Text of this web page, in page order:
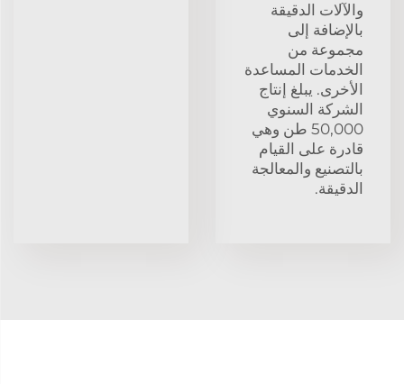
والآلات الدقيقة
بالإضافة إلى
مجموعة من
الخدمات المساعدة
الأخرى. يبلغ إنتاج
الشركة السنوي
50,000 طن وهي
قادرة على القيام
بالتصنيع والمعالجة
الدقيقة.